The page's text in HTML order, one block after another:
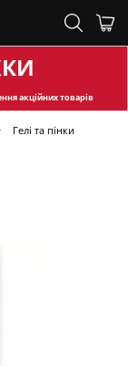
акційних товарів
Гелі та пінки